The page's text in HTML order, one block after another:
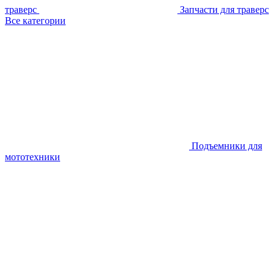
траверс
Запчасти для траверс
Все категории
Подъемники для
мототехники